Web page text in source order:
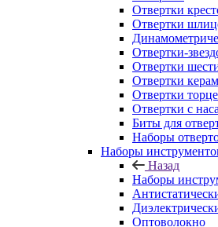
Отвертки
Отвертки
Отвертки-
Отвертки
Отвертки
Отвертки
Отвертки с
Биты для
Наборы
Наборы
Назад
Наборы
Оптоволокно